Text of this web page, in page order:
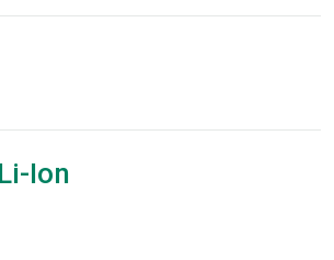
Ion